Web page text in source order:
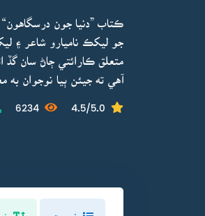
ڪتاب ”دنيا جون
جو ليکڪ ناميارو شاعر ۽
متعلق ڪارائتي ڄاڻ سان
آهي ته جيئن ٻيا نوجوان
4.5/5.0
6234